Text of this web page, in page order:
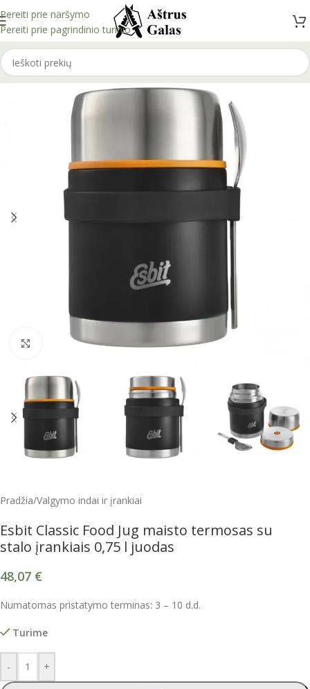
Pereiti prie naršymo
Pereiti prie pagrindinio turinio
Spustelėkite, kad padidintumėte
Pradžia/Valgymo indai ir įrankiai
Esbit Classic Food Jug maisto termosas su
stalo įrankiais 0,75 l juodas
48,07 €
Numatomas pristatymo terminas: 3 – 10 d.d.
Turime
- +